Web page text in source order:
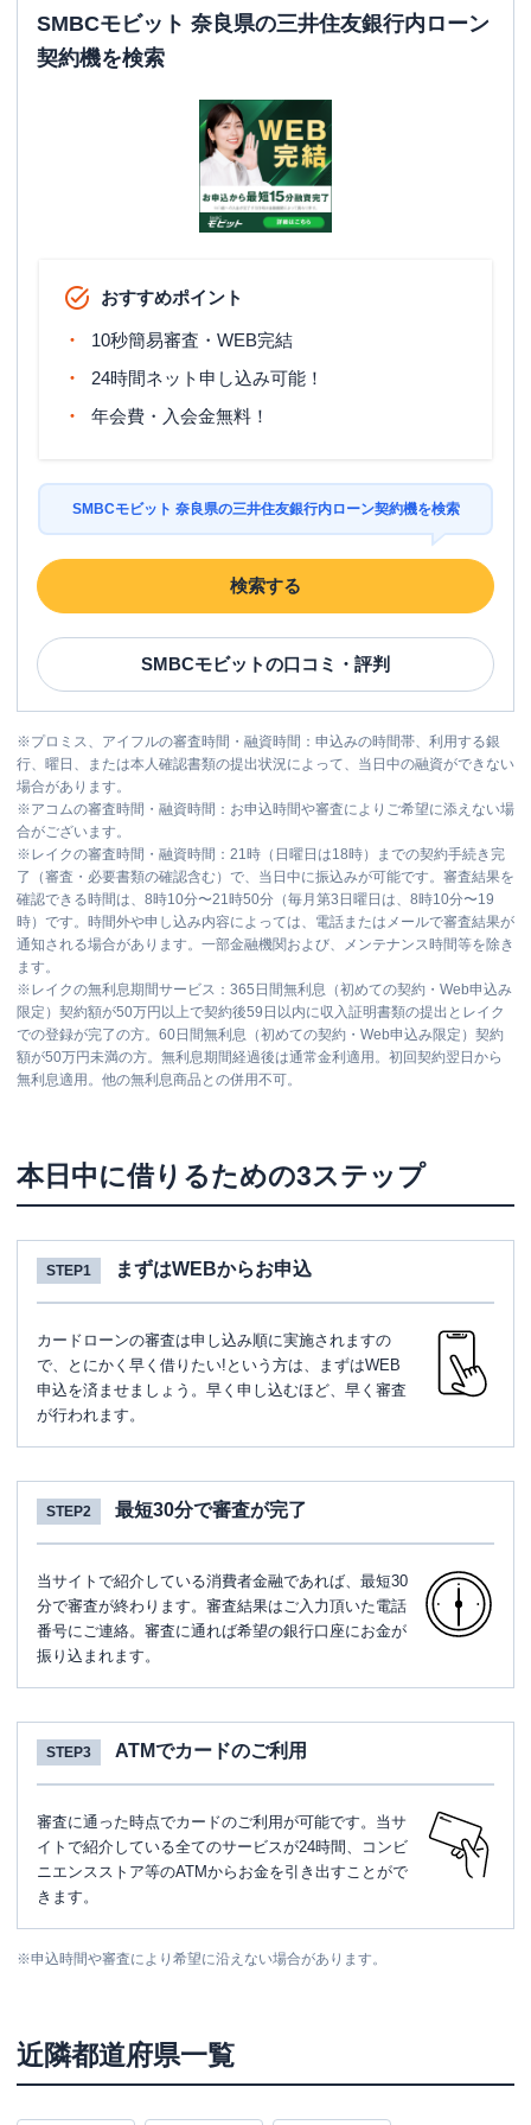
SMBCモビット 奈良県の三井住友銀行内ローン
契約機を検索
おすすめポイント
10秒簡易審査・WEB完結
24時間ネット申し込み可能！
年会費・入会金無料！
SMBCモビット 奈良県の三井住友銀行内ローン契約機を検索
検索する
SMBCモビットの口コミ・評判
※プロミス、アイフルの審査時間・融資時間：申込みの時間帯、利用する銀
行、曜日、または本人確認書類の提出状況によって、当日中の融資ができない
場合があります。
※アコムの審査時間・融資時間：お申込時間や審査によりご希望に添えない場
合がございます。
※ レイクの審査時間・融資時間：21時（日曜日は18時）までの契約手続き完
了（審査・必要書類の確認含む）で、当日中に振込みが可能です。審査結果を
確認できる時間は、8時10分〜21時50分（毎月第3日曜日は、8時10分〜19
時）です。時間外や申し込み内容によっては、電話またはメールで審査結果が
通知される場合があります。一部金融機関および、メンテナンス時間等を除き
ます。
※ レイクの無利息期間サービス：365日間無利息（初めての契約・Web申込み
限定）契約額が50万円以上で契約後59日以内に収入証明書類の提出とレイク
での登録が完了の方。60日間無利息（初めての契約・Web申込み限定）契約
額が50万円未満の方。無利息期間経過後は通常金利適用。初回契約翌日から
無利息適用。他の無利息商品との併用不可。
本日中に借りるための3ステップ
STEP1 まずはWEBからお申込
カードローンの審査は申し込み順に実施されますの
で、とにかく早く借りたい!という方は、まずはWEB
申込を済ませましょう。早く申し込むほど、早く審査
が行われます。
STEP2 最短30分で審査が完了
当サイトで紹介している消費者金融であれば、最短30
分で審査が終わります。審査結果はご入力頂いた電話
番号にご連絡。審査に通れば希望の銀行口座にお金が
振り込まれます。
STEP3 ATMでカードのご利用
審査に通った時点でカードのご利用が可能です。当サ
イトで紹介している全てのサービスが24時間、コンビ
ニエンスストア等のATMからお金を引き出すことがで
きます。
※申込時間や審査により希望に沿えない場合があります。
近隣都道府県一覧